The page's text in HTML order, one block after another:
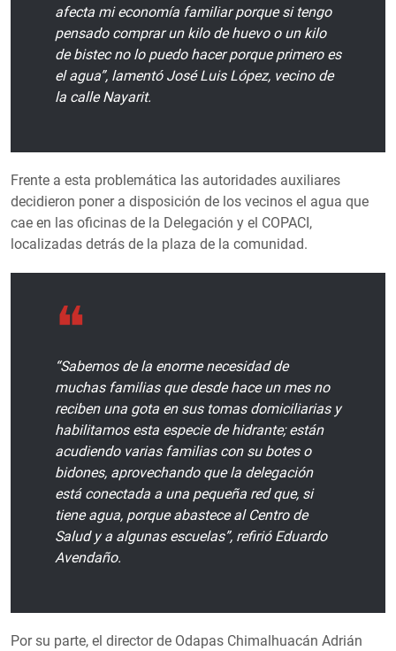
afecta mi economía familiar porque si tengo
pensado comprar un kilo de huevo o un kilo
de bistec no lo puedo hacer porque primero es
el agua”, lamentó José Luis López, vecino de
la calle Nayarit.
Frente a esta problemática las autoridades auxiliares
decidieron poner a disposición de los vecinos el agua que
cae en las oficinas de la Delegación y el COPACI,
localizadas detrás de la plaza de la comunidad.
“Sabemos de la enorme necesidad de
muchas familias que desde hace un mes no
reciben una gota en sus tomas domiciliarias y
habilitamos esta especie de hidrante; están
acudiendo varias familias con su botes o
bidones, aprovechando que la delegación
está conectada a una pequeña red que, si
tiene agua, porque abastece al Centro de
Salud y a algunas escuelas”, refirió Eduardo
Avendaño.
Por su parte, el director de Odapas Chimalhuacán Adrián